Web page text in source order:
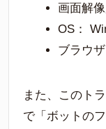
画面解
OS：
ブラウ
また、このト
で「ボットの